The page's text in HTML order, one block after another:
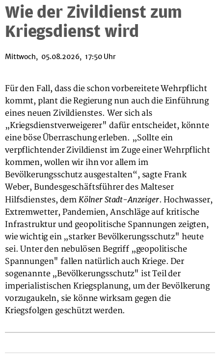
Wie der Zivildienst zum
Kriegsdienst wird
Mittwoch, 05.08.2026, 17:50 Uhr
Für den Fall, dass die schon vorbereitete Wehrpflicht
kommt, plant die Regierung nun auch die Einführung
eines neuen Zivildienstes. Wer sich als
„Kriegsdienstverweigerer" dafür entscheidet, könnte
eine böse Überraschung erleben. „Sollte ein
verpflichtender Zivildienst im Zuge einer Wehrpflicht
kommen, wollen wir ihn vor allem im
Bevölkerungsschutz ausgestalten“, sagte Frank
Weber, Bundesgeschäftsführer des Malteser
Hilfsdienstes, dem Kölner Stadt-Anzeiger. Hochwasser,
Extremwetter, Pandemien, Anschläge auf kritische
Infrastruktur und geopolitische Spannungen zeigten,
wie wichtig ein „starker Bevölkerungsschutz" heute
sei. Unter den nebulösen Begriff „geopolitische
Spannungen" fallen natürlich auch Kriege. Der
sogenannte „Bevölkerungsschutz" ist Teil der
imperialistischen Kriegsplanung, um der Bevölkerung
vorzugaukeln, sie könne wirksam gegen die
Kriegsfolgen geschützt werden.